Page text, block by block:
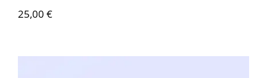
25,00 €